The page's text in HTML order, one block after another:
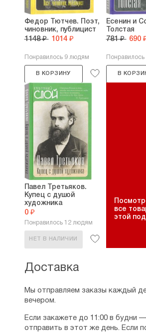
Федор Тютчев. Поэт,
чиновник, публицист
1148 ₽ 1014 ₽
Понравилось 9 людям
В КОРЗИНУ
Есенин и
Толстая
781 ₽ 690
В
Павел Третьяков.
Купец с душой
художника
0 ₽
Понравилось 12 людям
НЕТ В НАЛИЧИИ
все
этой
Доставка
Мы отправляем заказы каждый
вечером.
Если закажете до 11:00 в будни
отправить в этот же день. Если